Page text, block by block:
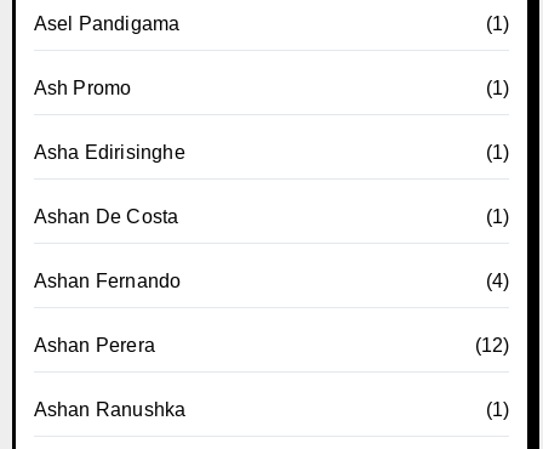
Asel Pandigama (1)
Ash Promo (1)
Asha Edirisinghe (1)
Ashan De Costa (1)
Ashan Fernando (4)
Ashan Perera (12)
Ashan Ranushka (1)